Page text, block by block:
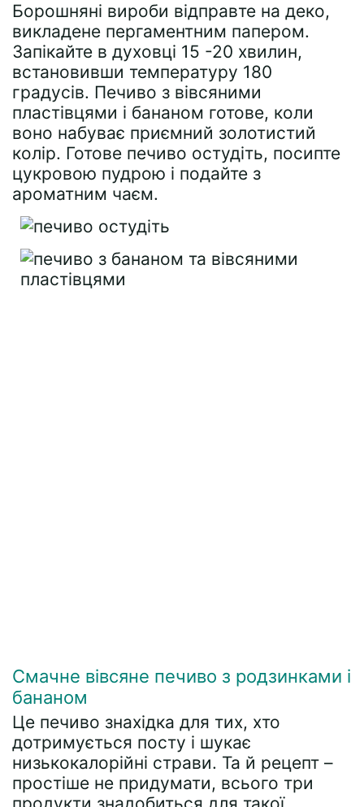
Борошняні вироби відправте на деко,
викладене пергаментним папером.
Запікайте в духовці 15 -20 хвилин,
встановивши температуру 180
градусів. Печиво з вівсяними
пластівцями і бананом готове, коли
воно набуває приємний золотистий
колір. Готове печиво остудіть, посипте
цукровою пудрою і подайте з
ароматним чаєм.
Смачне вівсяне печиво з родзинками і
бананом
Це печиво знахідка для тих, хто
дотримується посту і шукає
низькокалорійні страви. Та й рецепт –
простіше не придумати, всього три